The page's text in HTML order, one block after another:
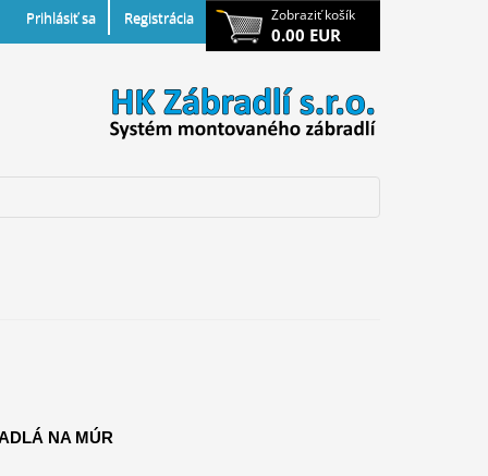
Zobraziť košík
0.00 EUR
Prihlásiť sa Registrácia
NA MÚR